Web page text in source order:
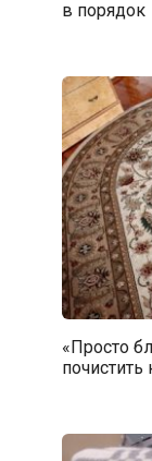
в порядок
«Просто